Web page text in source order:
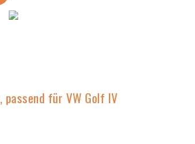
passend für VW Golf IV